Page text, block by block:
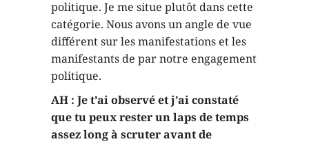
politique. Je me situe plutôt dans cette
catégorie. Nous avons un angle de vue
différent sur les manifestations et les
manifestants de par notre engagement
politique.
AH : Je t’ai observé et j’ai constaté
que tu peux rester un laps de temps
assez long à scruter avant de